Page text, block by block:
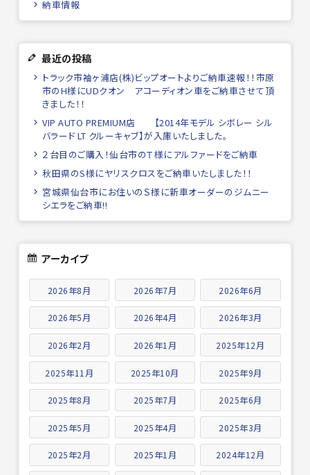
納車情報
最近の投稿
トラック市袖ヶ浦店(株)ビップオートよりご納車速報！！市原
市のH様にUDクオン アコーディオン車をご納車させて頂
きました！！
VIP AUTO PREMIUM店 【2014年モデル シボレー シル
バラード LT クルーキャブ】が入庫いたしました。
２台目のご購入！仙台市のＴ様にアルファードをご納車
秋田県のS様にヤリスクロスをご納車いたしました！！
宮城県仙台市にお住いのＳ様に新車オーダーのジムニー
シエラをご納車!!
アーカイブ
2026年8月 2026年7月 2026年6月
2026年5月 2026年4月 2026年3月
2026年2月 2026年1月 2025年12月
2025年11月 2025年10月 2025年9月
2025年8月 2025年7月 2025年6月
2025年5月 2025年4月 2025年3月
2025年2月 2025年1月 2024年12月